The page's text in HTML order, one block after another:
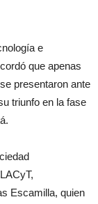
e
que apenas
presentaron ante
triunfo en la fase
Escamilla, quien